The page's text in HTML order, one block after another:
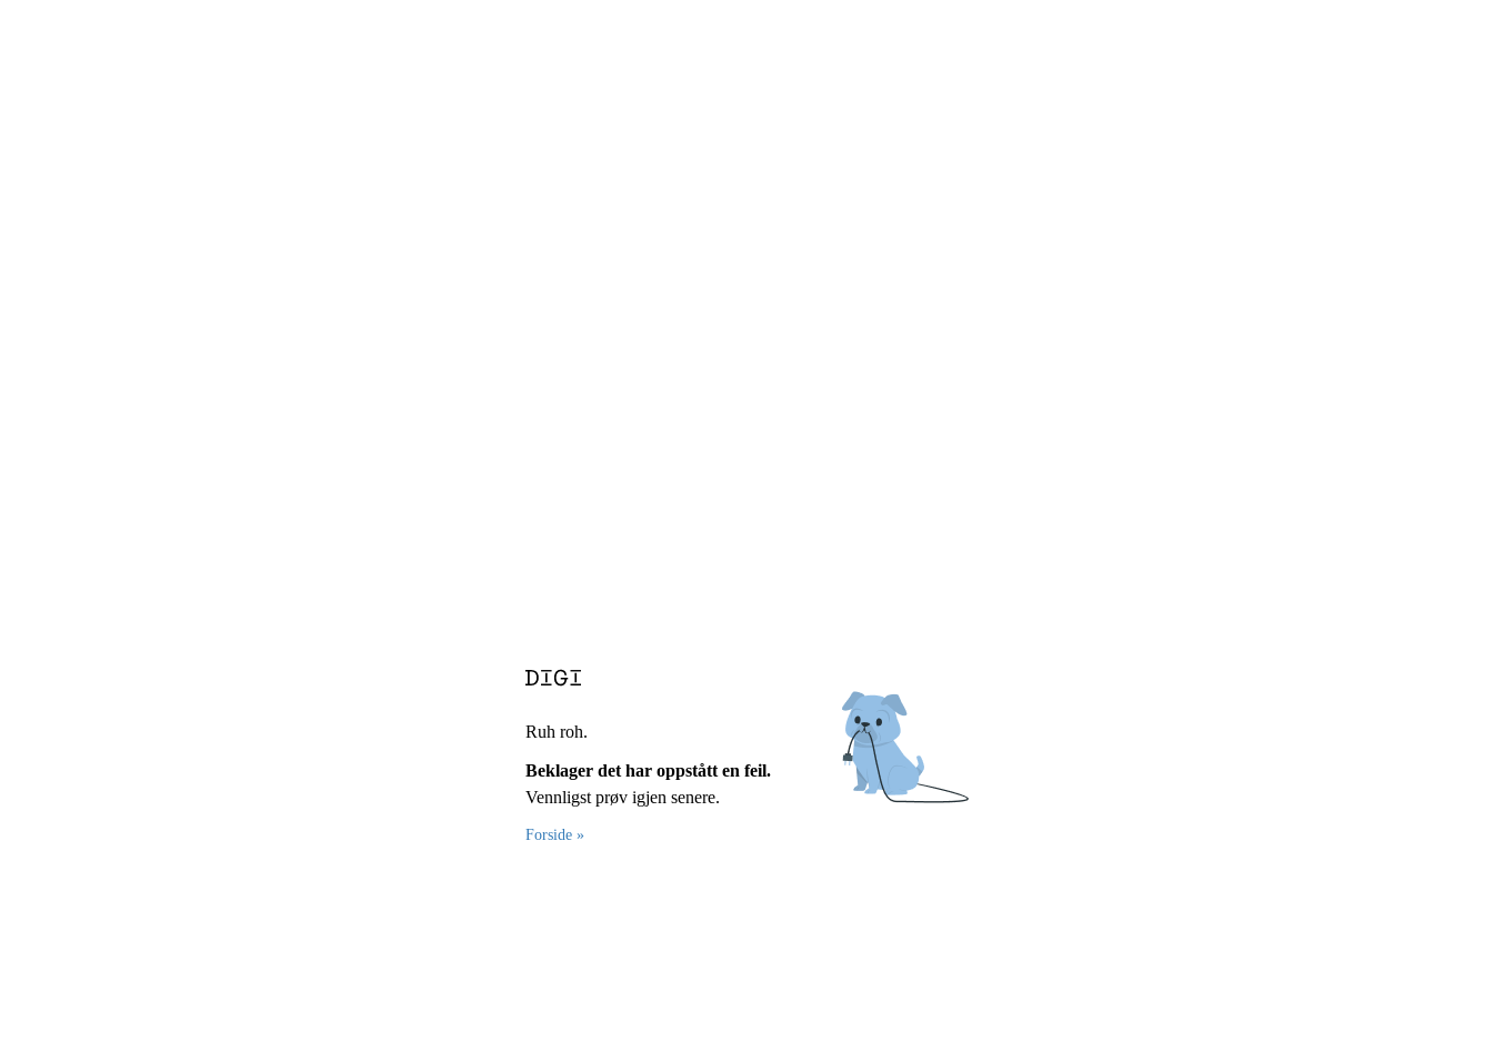
Ruh roh.
Beklager det har oppstått en feil.
Vennligst prøv igjen senere.
Forside »